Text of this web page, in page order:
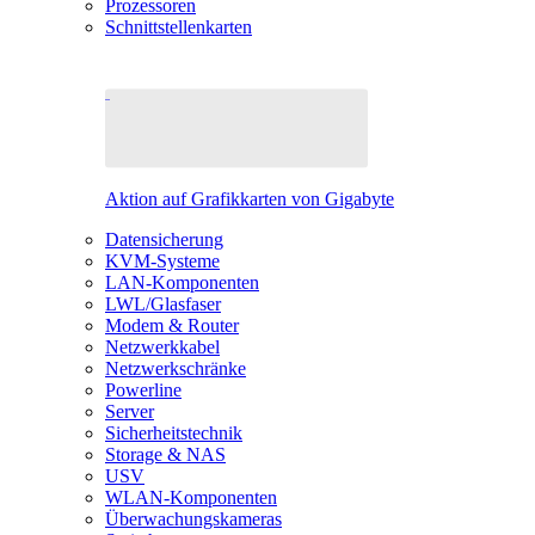
Prozessoren
Schnittstellenkarten
Aktion auf Grafikkarten von Gigabyte
Datensicherung
KVM-Systeme
LAN-Komponenten
LWL/Glasfaser
Modem & Router
Netzwerkkabel
Netzwerkschränke
Powerline
Server
Sicherheitstechnik
Storage & NAS
USV
WLAN-Komponenten
Überwachungskameras